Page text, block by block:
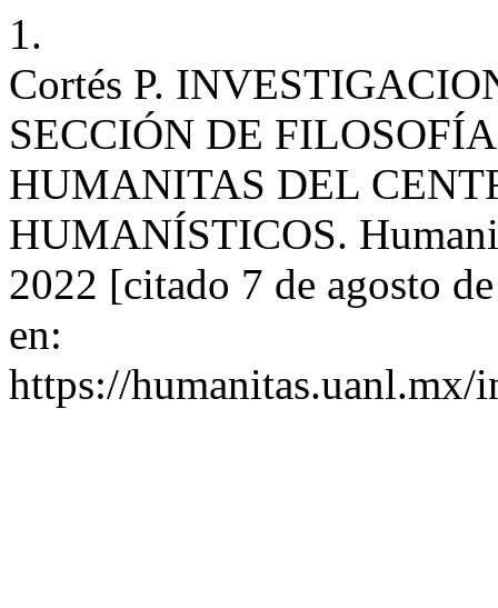
1.
Cortés P.
SECCIÓN DE
HUMANITAS DEL
HUMANÍSTICOS.
2022 [citado 7 de agosto
en:
https://